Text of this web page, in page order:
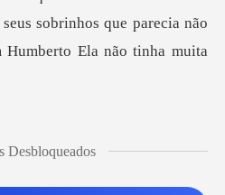
Desbloqueados